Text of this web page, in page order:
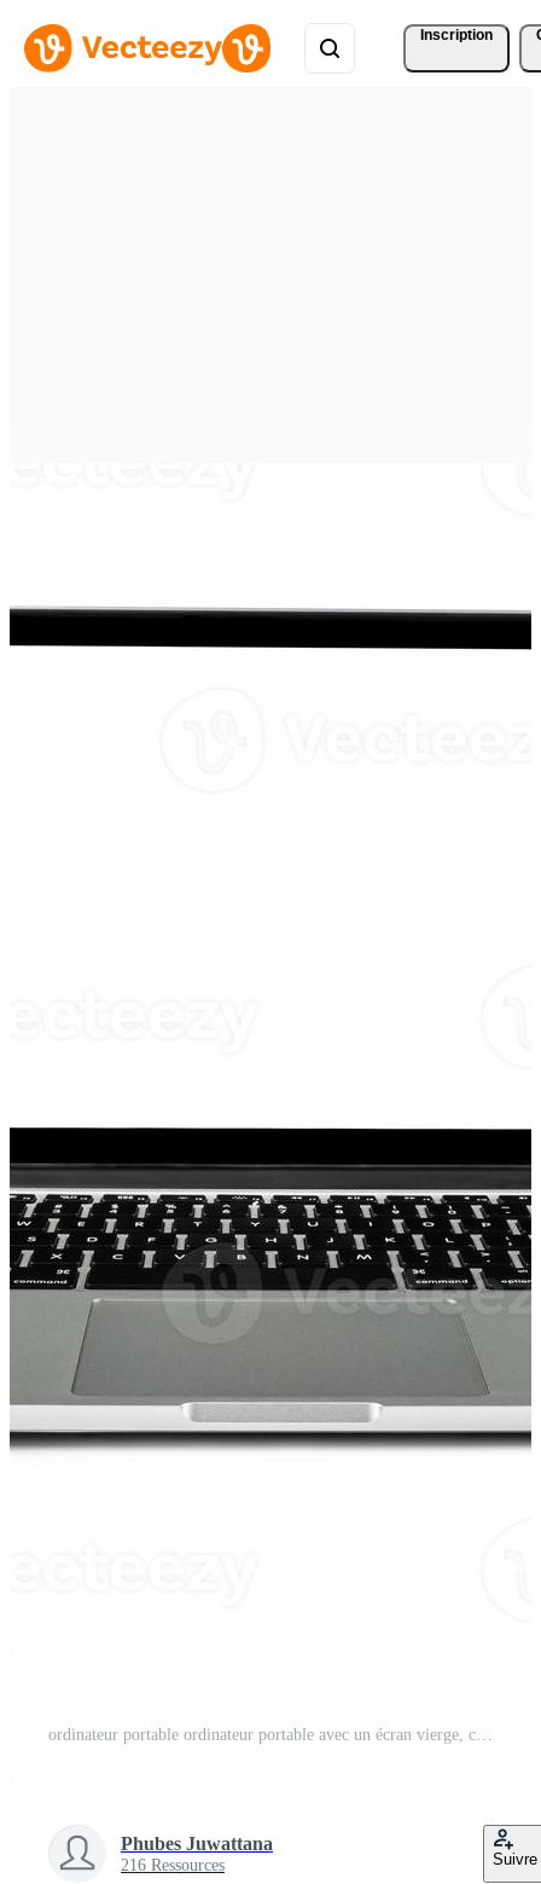
Inscription
ordinateur portable ordinateur portable avec un écran vierge, copiez l'espace sur fond blanc pour le marketing d'entreprise de maquette. Photo Pro
Phubes Juwattana
216 Ressources Suivre